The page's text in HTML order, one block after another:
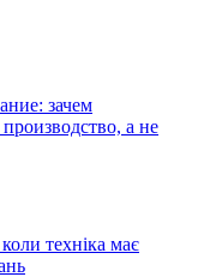
зачем
а не
техніка має